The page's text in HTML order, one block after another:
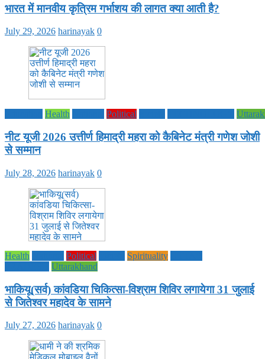
भारत में मानवीय कृत्रिम गर्भाशय की लागत क्या आती है?
July 29, 2026 harinayak 0
Health Political
नीट यूजी 2026 उत्तीर्ण हिमाद्री महरा को कैबिनेट मंत्री गणेश जोशी
से सम्मान
July 28, 2026 harinayak 0
Health Political Spirituality
Uttarakhand
भाकियू(सर्व) कांवडिया चिकित्सा-विश्राम शिविर लगायेगा 31 जुलाई
से जितेश्वर महादेव के सामने
July 27, 2026 harinayak 0